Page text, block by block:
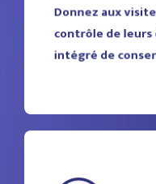
Donnez aux
contrôle de leurs
intégré de